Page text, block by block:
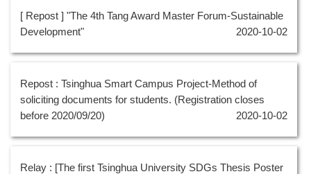
[ Repost ] "The 4th Tang Award Master Forum-Sustainable
Development"
2020-10-02
Repost : Tsinghua Smart Campus Project-Method of
soliciting documents for students. (Registration closes
before 2020/09/20)
2020-10-02
Relay : [The first Tsinghua University SDGs Thesis Poster